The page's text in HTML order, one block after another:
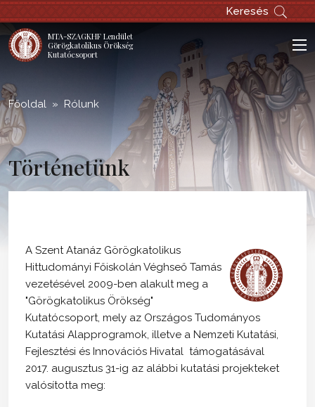
; Keresés
MTA-SZAGKHF Lendület
Görögkatolikus Örökség
Kutatócsoport
Főoldal Rólunk
Történetünk
A Szent Atanáz Görögkatolikus
Hittudományi Főiskolán Véghseő Tamás
vezetésével 2009-ben alakult meg a
"Görögkatolikus Örökség"
Kutatócsoport, mely az Országos Tudományos
Kutatási Alapprogramok, illetve a Nemzeti Kutatási,
Fejlesztési és Innovációs Hivatal támogatásával
2017. augusztus 31-ig az alábbi kutatási projekteket
valósította meg: